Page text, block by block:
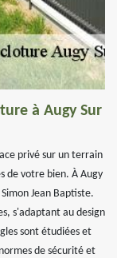
à Augy Sur
privé sur un terrain
de votre bien. À Augy
Jean Baptiste.
s'adaptant au design
sont étudiées et
de sécurité et